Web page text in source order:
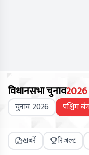
विधानसभा चुनाव2026
चुनाव 2026 पश्चिम
खबरें रिजल्ट